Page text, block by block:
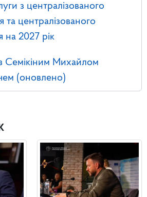
з централізованого
та централізованого
на 2027 рік
Семікіним Михайлом
(оновлено)